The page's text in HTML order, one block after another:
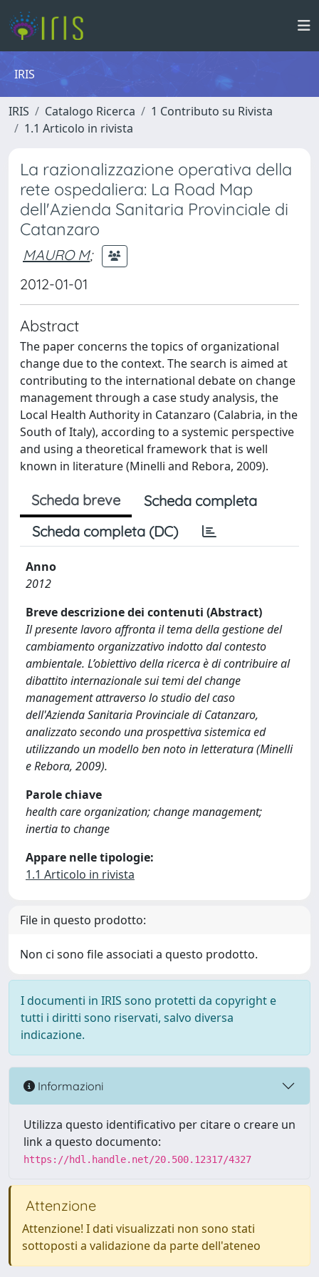
IRIS
IRIS Catalogo Ricerca
1 Contributo su Rivista
1.1 Articolo in rivista
La razionalizzazione operativa della
rete ospedaliera: La Road Map
dell'Azienda Sanitaria Provinciale di
Catanzaro
MAURO M;
2012-01-01
Abstract
The paper concerns the topics of organizational
change due to the context. The search is aimed at
contributing to the international debate on change
management through a case study analysis, the
Local Health Authority in Catanzaro (Calabria, in the
South of Italy), according to a systemic perspective
and using a theoretical framework that is well
known in literature (Minelli and Rebora, 2009).
Scheda breve
Scheda completa
Scheda completa (DC)
Anno
2012
Breve descrizione dei contenuti (Abstract)
Il presente lavoro affronta il tema della gestione del
cambiamento organizzativo indotto dal contesto
ambientale. L’obiettivo della ricerca è di contribuire al
dibattito internazionale sui temi del change
management attraverso lo studio del caso
dell'Azienda Sanitaria Provinciale di Catanzaro,
analizzato secondo una prospettiva sistemica ed
utilizzando un modello ben noto in letteratura (Minelli
e Rebora, 2009).
Parole chiave
health care organization; change management;
inertia to change
Appare nelle tipologie:
1.1 Articolo in rivista
File in questo prodotto:
Non ci sono file associati a questo prodotto.
I documenti in IRIS sono protetti da copyright e
tutti i diritti sono riservati, salvo diversa
indicazione.
Informazioni
Utilizza questo identificativo per citare o creare un
link a questo documento:
https://hdl.handle.net/20.500.12317/4327
Attenzione
Attenzione! I dati visualizzati non sono stati
sottoposti a validazione da parte dell'ateneo